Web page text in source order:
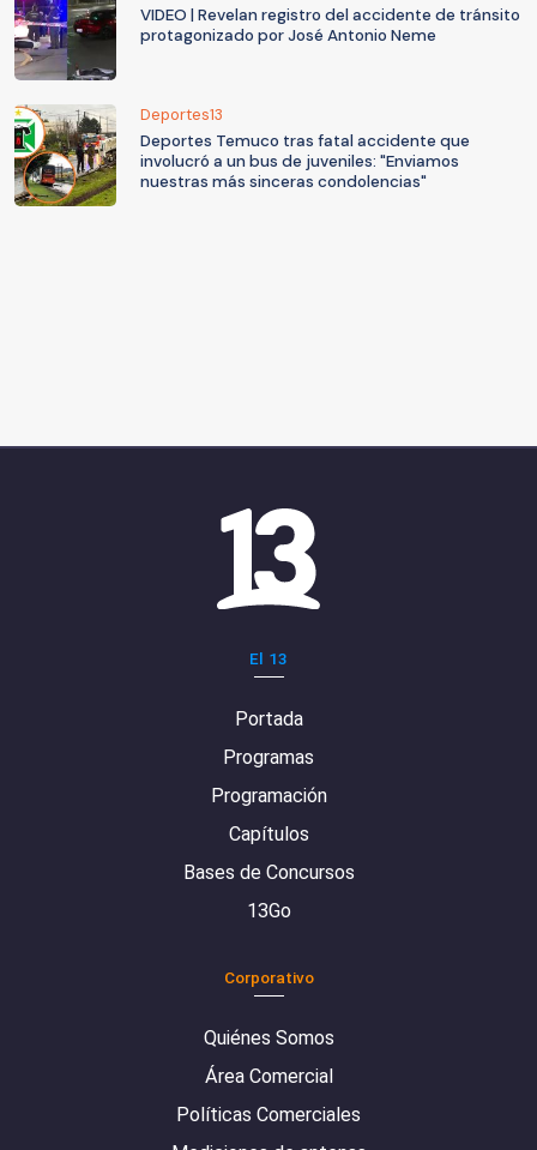
VIDEO | Revelan registro del accidente de tránsito
protagonizado por José Antonio Neme
Deportes13
Deportes Temuco tras fatal accidente que
involucró a un bus de juveniles: "Enviamos
nuestras más sinceras condolencias"
El 13
Portada
Programas
Programación
Capítulos
Bases de Concursos
13Go
Corporativo
Quiénes Somos
Área Comercial
Políticas Comerciales